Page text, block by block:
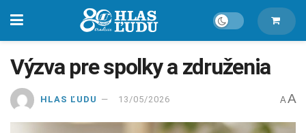
Výzva pre spolky a združenia
HLAS ĽUDU 13/05/2026 A A